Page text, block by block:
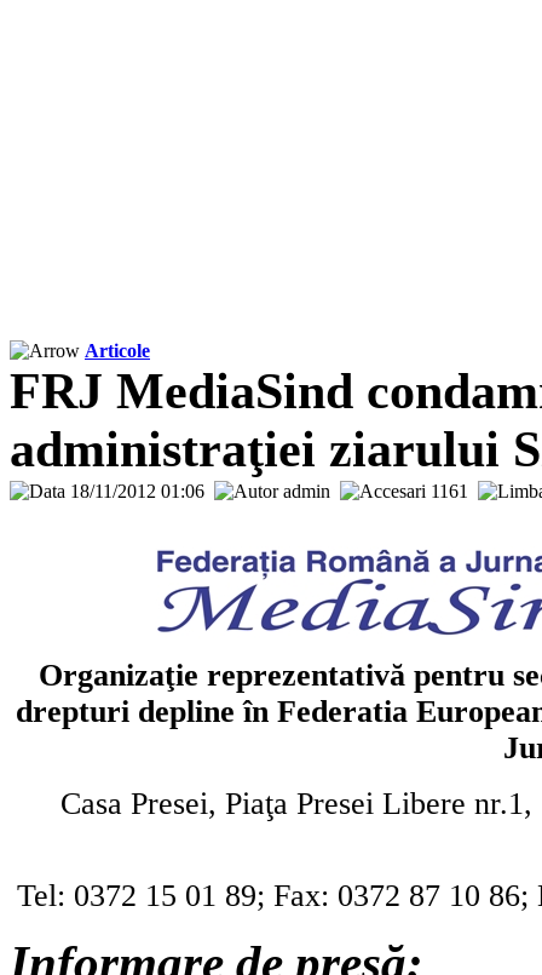
Articole
FRJ MediaSind
administraţiei ziarului
18/11/2012 01:06 admin 1161
Organizaţie reprezentativă pentru
drepturi depline în Federatia
Casa Presei, Piaţa Presei Libere
Tel: 0372 15 01 89; Fax: 0372 87 10
Informare de presă: